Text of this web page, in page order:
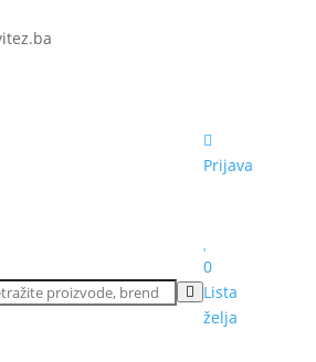
Prijava
0
Lista
želja